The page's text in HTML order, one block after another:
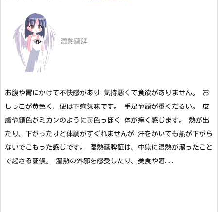
湿熱蘊脾
お腹や胃にかけて不快感があり 気持悪くて食欲がありません。 お
しっこが黄色く、便は下痢気味です。 手足や頭が重くだるい。 皮
膚や顔色がミカンのように黄色っぽく 体が痒く感じます。 熱が出
たり、下がったりと体調がすぐれませんが 汗をかいても熱が下がら
ないでこもった感じです。 湿熱蘊脾証は、中焦に湿熱が溜ったこと
で起きる証候。 湿熱の外邪を感受したり、美食や酒...